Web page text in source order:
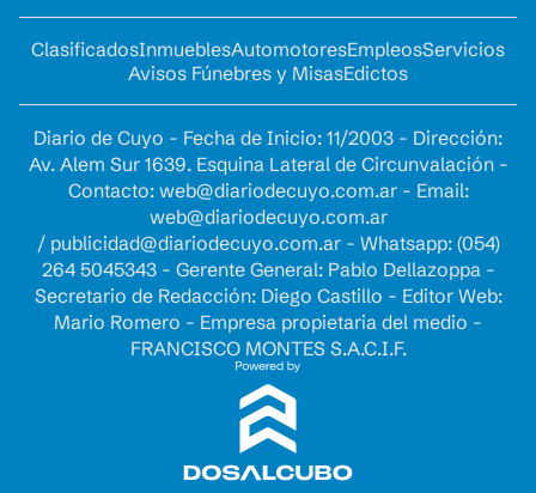
ClasificadosInmueblesAutomotoresEmpleosServicios
Avisos Fúnebres y MisasEdictos
Diario de Cuyo - Fecha de Inicio: 11/2003 - Dirección:
Av. Alem Sur 1639. Esquina Lateral de Circunvalación -
Contacto: web@diariodecuyo.com.ar- Email:
web@diariodecuyo.com.ar
/ publicidad@diariodecuyo.com.ar- Whatsapp: (054)
264 5045343 - Gerente General: Pablo Dellazoppa -
Secretario de Redacción: Diego Castillo - Editor Web:
Mario Romero - Empresa propietaria del medio -
FRANCISCO MONTES S.A.C.I.F.